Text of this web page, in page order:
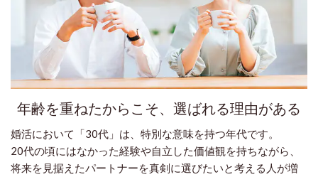
年齢を重ねたからこそ、選ばれる理由がある
婚活において「30代」は、特別な意味を持つ年代です。
20代の頃にはなかった経験や自立した価値観を持ちながら、
将来を見据えたパートナーを真剣に選びたいと考える人が増